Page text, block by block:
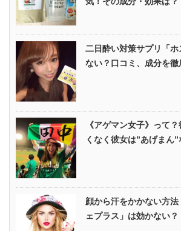
二日酔い対策サプリ「
ない？口コミ、成分を徹
《アゲマン女子》って
くなく彼女は”あげまん”
顔から汗をかかない方
ェプラス」は効かない？